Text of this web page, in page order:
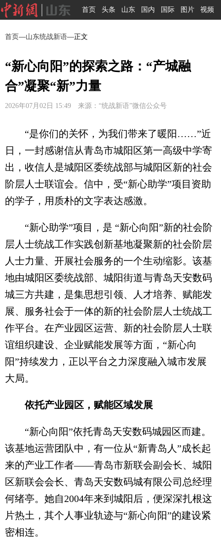
首页 头条 山东 国内 国际 图片 视频
首页—山东统战新语—正文
“新心向阳”的探索之路：“产城融
合”凝聚“新”力量
2026年07月02日 15:49 来源：“统战新语”微信公众号
“是你们的关怀，为我们带来了暖阳……”近
日，一封感谢信从青岛市城阳区第一高级中学寄
出，收信人是城阳区委统战部与城阳区新的社会
阶层人士联谊会。信中，受“新心助学”项目资助
的学子，用质朴的文字表达感激。
“新心助学”项目，是 “新心向阳”新的社会阶
层人士统战工作实践创新基地凝聚新的社会阶层
人士力量、开展社会服务的一个生动缩影。该基
地由城阳区委统战部、城阳街道与青岛天安数码
城三方共建，是集思想引领、人才培养、赋能发
展、服务社会于一体的新的社会阶层人士统战工
作平台。在产业园区运营、新的社会阶层人士联
谊组织建设、企业赋能发展等方面，“新心向
阳”持续发力，正以平台之力深度融入城市发展
大局。
依托产业园区，赋能区域发展
“新心向阳”依托青岛天安数码城园区而建。
该基地运营团队中，有一位从“新青岛人”成长起
来的产业工作者——青岛市新联会副会长、城阳
区新联会会长、青岛天安数码城有限公司总经理
何绪亭。她自2004年来到城阳后，便深深扎根这
片热土，其个人事业轨迹与“新心向阳”的建设紧
密相连。